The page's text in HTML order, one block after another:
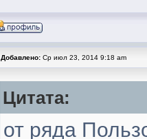
Добавлено: Ср июл 23, 2014 9:18 am
Цитата:
от ряда